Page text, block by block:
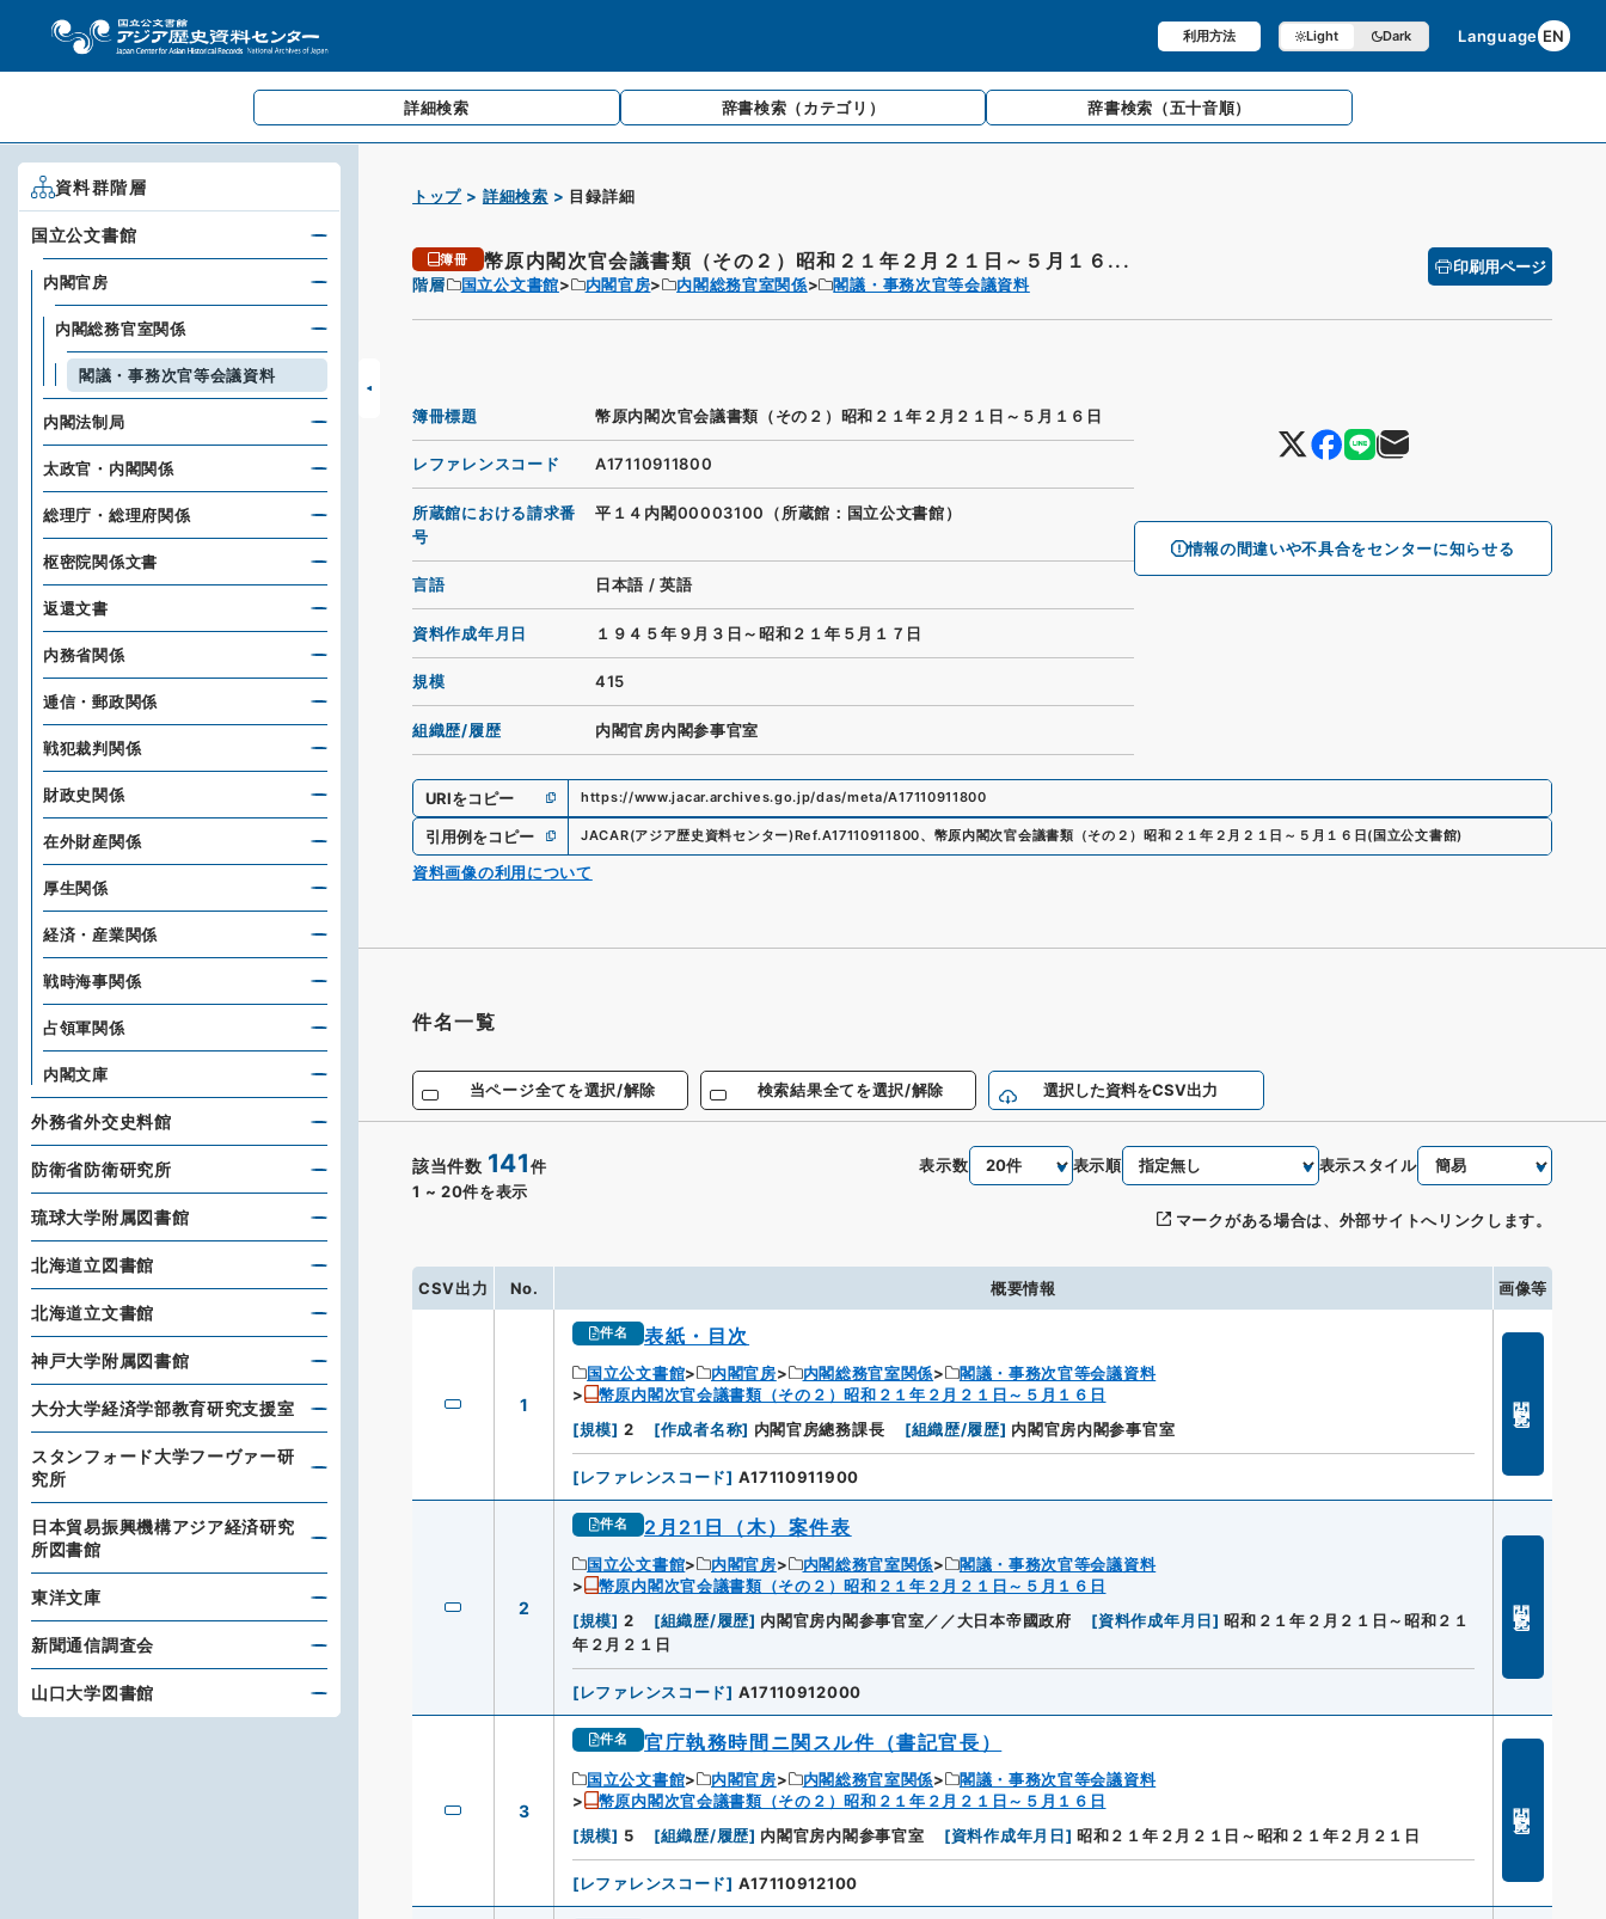
利用方法 Light Dark Language EN
詳細検索 辞書検索 （カテゴリ） 辞書検索 （五十音順）
トップ 詳細検索 目録詳細
簿冊 幣原内閣次官会議書類（その２）昭和２１年２月２１日～５月１６...
階層 国立公文書館 内閣官房 内閣総務官室関係 閣議・事務次官等会議資料
印刷用ページ
情報の間違いや不具合をセンターに知らせる
簿冊標題 幣原内閣次官会議書類（その２）昭和２１年２月２１日～５月１６日
レファレンスコード A17110911800
所蔵館における請求番
号
平１４内閣00003100（所蔵館：国立公文書館）
言語 日本語 / 英語
資料作成年月日 １９４５年９月３日～昭和２１年５月１７日
規模 415
組織歴/履歴 内閣官房内閣参事官室
URIをコピー https://www.jacar.archives.go.jp/das/meta/A17110911800
引用例をコピー JACAR(アジア歴史資料センター)Ref.A17110911800、 幣原内閣次官会議書類（その２）昭和２１年２月２１日～５月１６日 ( 国立公文書館)
資料画像の利用について
件名一覧
当ページ全てを選択/解除 検索結果全てを選択/解除 選択した資料をCSV出力
該当件数 141件
1 ~ 20件を表示
表示数 表示順 表示スタイル
マークがある場合は、外部サイトへリンクします。
CSV出力 No. 概要情報 画像等
1
件名 表紙・目次
国立公文書館 内閣官房 内閣総務官室関係
閣議・事務次官等会議資料
幣原内閣次官会議書類（その２）昭和２１年２月２１日～５月１６日
[規模] 2 [作成者名称] 内閣官房總務課長 [組織歴/履歴] 内閣官房内閣参事官室
[レファレンスコード] A17110911900
2
件名 2月21日（木）案件表
国立公文書館 内閣官房 内閣総務官室関係
閣議・事務次官等会議資料
幣原内閣次官会議書類（その２）昭和２１年２月２１日～５月１６日
[規模] 2 [組織歴/履歴] 内閣官房内閣参事官室／／大日本帝國政府 [資料作成年月日] 昭和２１年２月２１日～昭和２１
年２月２１日
[レファレンスコード] A17110912000
3
件名 官庁執務時間ニ関スル件（書記官長）
国立公文書館 内閣官房 内閣総務官室関係
閣議・事務次官等会議資料
幣原内閣次官会議書類（その２）昭和２１年２月２１日～５月１６日
[規模] 5 [組織歴/履歴] 内閣官房内閣参事官室 [資料作成年月日] 昭和２１年２月２１日～昭和２１年２月２１日
[レファレンスコード] A17110912100
資料群階層
国立公文書館
内閣官房
内閣総務官室関係
閣議・事務次官等会議資料
内閣法制局
太政官・内閣関係
総理庁・総理府関係
枢密院関係文書
返還文書
内務省関係
逓信・郵政関係
戦犯裁判関係
財政史関係
在外財産関係
厚生関係
経済・産業関係
戦時海事関係
占領軍関係
内閣文庫
外務省外交史料館
防衛省防衛研究所
琉球大学附属図書館
北海道立図書館
北海道立文書館
神戸大学附属図書館
大分大学経済学部教育研究支援室
スタンフォード大学フーヴァー研
究所
日本貿易振興機構アジア経済研究
所図書館
東洋文庫
新聞通信調査会
山口大学図書館